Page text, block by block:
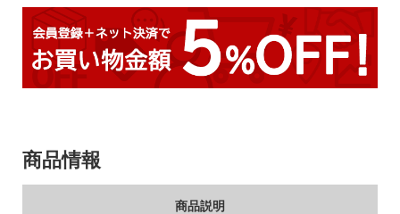
商品情報
商品説明